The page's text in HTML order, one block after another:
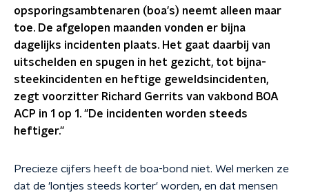
opsporingsambtenaren (boa's) neemt alleen maar
toe. De afgelopen maanden vonden er bijna
dagelijks incidenten plaats. Het gaat daarbij van
uitschelden en spugen in het gezicht, tot bijna-
steekincidenten en heftige geweldsincidenten,
zegt voorzitter Richard Gerrits van vakbond BOA
ACP in 1 op 1. "De incidenten worden steeds
heftiger."
Precieze cijfers heeft de boa-bond niet. Wel merken ze
dat de 'lontjes steeds korter' worden, en dat mensen